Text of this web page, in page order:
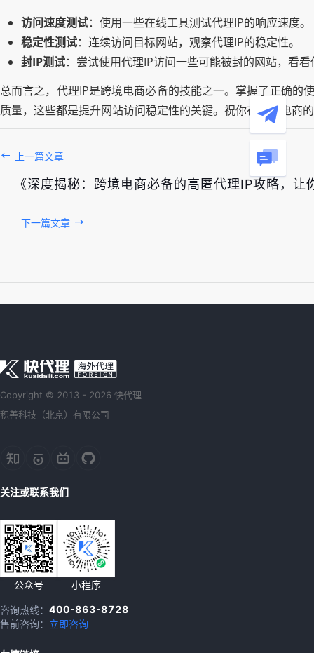
访问速度测试：使用一些在线工具测试代理IP的响应速度。
稳定性测试：连续访问目标网站，观察代理IP的稳定性。
封IP测试：尝试使用代理IP访问一些可能被封的网站，看
总而言之，代理IP是跨境电商必备的技能之一。掌握了正确的
质量，这些都是提升网站访问稳定性的关键。祝你在跨境电商
上一篇文章
《深度揭秘：跨境电商必备的高匿代理IP攻略，让
下一篇文章
Copyright © 2013 - 2026 快代理
积善科技（北京）有限公司
关注或联系我们
公众号 小程序
咨询热线： 400-863-8728
售前咨询： 立即咨询